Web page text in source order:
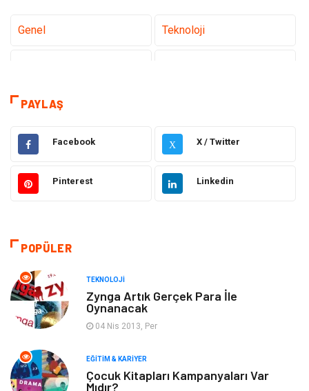
Genel Teknoloji
Eğitim & Kariyer
Giyim Elektrik & Elektronik
Gıda Hukuk
Seo Teknikleri
Güzellik & Bakım
Emlak
Mobilya
PAYLAŞ
Facebook X X / Twitter
Pinterest Linkedin
POPÜLER
TEKNOLOJI
Zynga Artık Gerçek Para İle
Oynanacak
04 Nis 2013, Per
EĞITIM & KARIYER
Çocuk Kitapları Kampanyaları Var
Mıdır?